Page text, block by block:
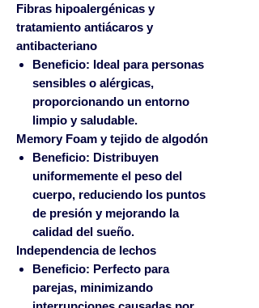
Fibras hipoalergénicas y
tratamiento antiácaros y
antibacteriano
Beneficio: Ideal para personas
sensibles o alérgicas,
proporcionando un entorno
limpio y saludable.
Memory Foam y tejido de algodón
Beneficio: Distribuyen
uniformemente el peso del
cuerpo, reduciendo los puntos
de presión y mejorando la
calidad del sueño.
Independencia de lechos
Beneficio: Perfecto para
parejas, minimizando